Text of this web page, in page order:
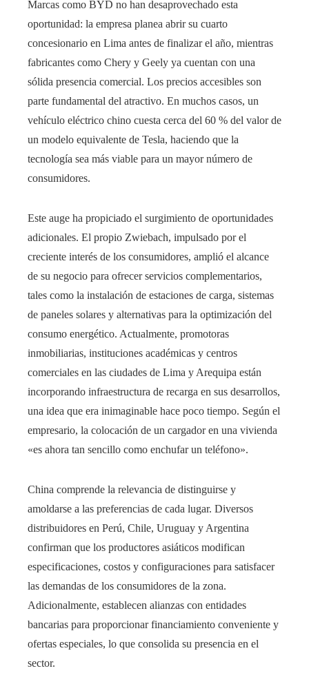
Marcas como BYD no han desaprovechado esta
oportunidad: la empresa planea abrir su cuarto
concesionario en Lima antes de finalizar el año, mientras
fabricantes como Chery y Geely ya cuentan con una
sólida presencia comercial. Los precios accesibles son
parte fundamental del atractivo. En muchos casos, un
vehículo eléctrico chino cuesta cerca del 60 % del valor de
un modelo equivalente de Tesla, haciendo que la
tecnología sea más viable para un mayor número de
consumidores.
Este auge ha propiciado el surgimiento de oportunidades
adicionales. El propio Zwiebach, impulsado por el
creciente interés de los consumidores, amplió el alcance
de su negocio para ofrecer servicios complementarios,
tales como la instalación de estaciones de carga, sistemas
de paneles solares y alternativas para la optimización del
consumo energético. Actualmente, promotoras
inmobiliarias, instituciones académicas y centros
comerciales en las ciudades de Lima y Arequipa están
incorporando infraestructura de recarga en sus desarrollos,
una idea que era inimaginable hace poco tiempo. Según el
empresario, la colocación de un cargador en una vivienda
«es ahora tan sencillo como enchufar un teléfono».
China comprende la relevancia de distinguirse y
amoldarse a las preferencias de cada lugar. Diversos
distribuidores en Perú, Chile, Uruguay y Argentina
confirman que los productores asiáticos modifican
especificaciones, costos y configuraciones para satisfacer
las demandas de los consumidores de la zona.
Adicionalmente, establecen alianzas con entidades
bancarias para proporcionar financiamiento conveniente y
ofertas especiales, lo que consolida su presencia en el
sector.